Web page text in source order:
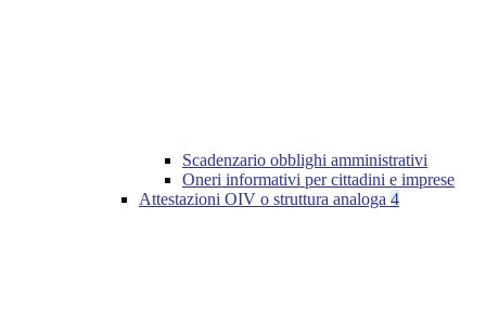
Scadenzario obblighi amministrativi
Oneri informativi per cittadini e imprese
Attestazioni OIV o struttura analoga 4